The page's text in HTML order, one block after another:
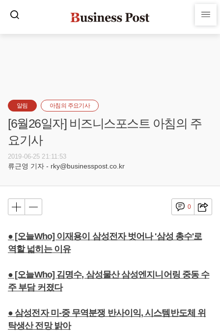
알림 아침의 주요기사
[6월26일자] 비즈니스포스트 아침의 주
요기사
2019-06-25 21:11:53
류근영 기자 - rky@businesspost.co.kr
0
● [오늘Who] 이재용이 삼성전자 벗어나 '삼성 총수'로
역할 넓히는 이유
● [오늘Who] 김명수, 삼성물산 삼성엔지니어링 중동 수
주 부담 커졌다
● 삼성전자 미-중 무역분쟁 반사이익, 시스템반도체 위
탁생산 전망 밝아